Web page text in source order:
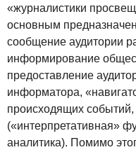
«журналистики
основным
сообщение аудитории
информирование
предоставление
информатора,
происходящих
(«интерпретативная»
аналитика). Помимо